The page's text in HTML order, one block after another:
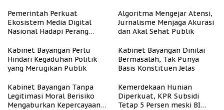
Berpenghasilan Rendah
Pemerintah Perkuat
Ekosistem Media Digital
Nasional Hadapi Perang
Algoritma Mengejar Atensi,
Jurnalisme Menjaga Akurasi
dan Akal Sehat Publik
Kabinet Bayangan Perlu
Hindari Kegaduhan Politik
yang Merugikan Publik
Kabinet Bayangan Dinilai
Bermasalah, Tak Punya
Basis Konstituen Jelas
Kabinet Bayangan Tanpa
Legitimasi Moral Berisiko
Mengaburkan Kepercayaan
Kemerdekaan Hunian
Diperkuat, KPR Subsidi
Tetap 5 Persen meski BI